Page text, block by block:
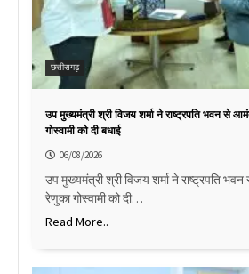
छत्तीसगढ़
उप मुख्यमंत्री श्री विजय शर्मा ने राष्ट्रपति भवन से
गोस्वामी को दी बधाई
06/08/2026
उप मुख्यमंत्री श्री विजय शर्मा ने राष्ट्रपति
रेणुका गोस्वामी को दी…
Read More..